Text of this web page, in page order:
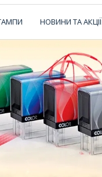
НОВИНИ ТА АКЦІЇ